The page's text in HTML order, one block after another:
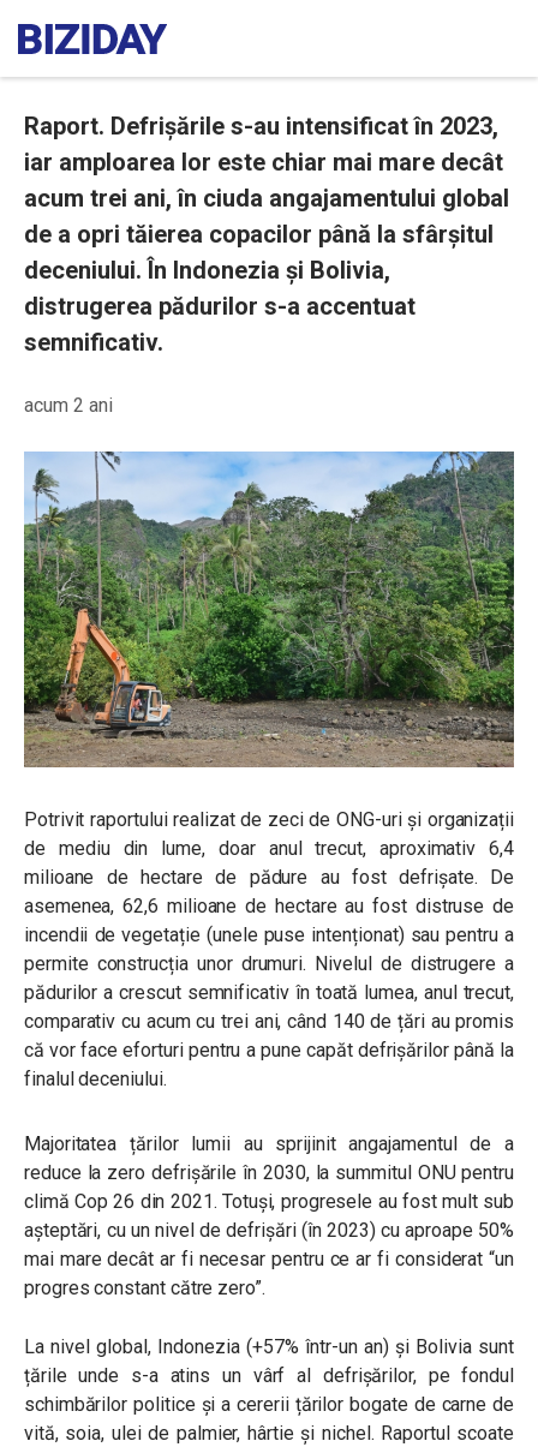
Raport. Defrișările s-au intensificat în 2023,
iar amploarea lor este chiar mai mare decât
acum trei ani, în ciuda angajamentului global
de a opri tăierea copacilor până la sfârșitul
deceniului. În Indonezia și Bolivia,
distrugerea pădurilor s-a accentuat
semnificativ.
acum 2 ani
Potrivit raportului realizat de zeci de ONG-uri și organizații
de mediu din lume, doar anul trecut, aproximativ 6,4
milioane de hectare de pădure au fost defrișate. De
asemenea, 62,6 milioane de hectare au fost distruse de
incendii de vegetație (unele puse intenționat) sau pentru a
permite construcția unor drumuri. Nivelul de distrugere a
pădurilor a crescut semnificativ în toată lumea, anul trecut,
comparativ cu acum cu trei ani, când 140 de țări au promis
că vor face eforturi pentru a pune capăt defrișărilor până la
finalul deceniului.
Majoritatea țărilor lumii au sprijinit angajamentul de a
reduce la zero defrișările în 2030, la summitul ONU pentru
climă Cop 26 din 2021. Totuși, progresele au fost mult sub
așteptări, cu un nivel de defrișări (în 2023) cu aproape 50%
mai mare decât ar fi necesar pentru ce ar fi considerat “un
progres constant către zero”.
La nivel global, Indonezia (+57% într-un an) și Bolivia sunt
țările unde s-a atins un vârf al defrișărilor, pe fondul
schimbărilor politice și a cererii țărilor bogate de carne de
vită, soia, ulei de palmier, hârtie și nichel. Raportul scoate